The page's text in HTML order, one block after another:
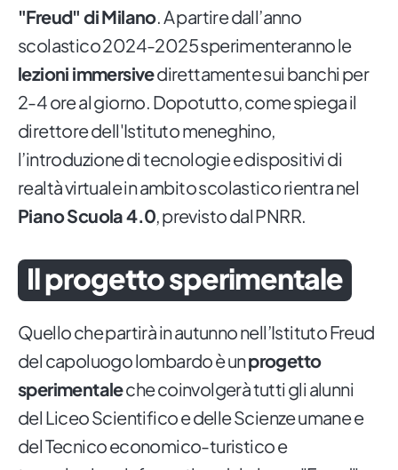
"Freud" di Milano. A partire dall’anno
scolastico 2024-2025 sperimenteranno le
lezioni immersivedirettamente sui banchi per
2-4 ore al giorno. Dopotutto, come spiega il
direttore dell'Istituto meneghino,
l’introduzione di tecnologie e dispositivi di
realtà virtuale in ambito scolastico rientra nel
Piano Scuola 4.0, previsto dal PNRR.
Il progetto sperimentale
Quello che partirà in autunno nell’Istituto Freud
del capoluogo lombardo è unprogetto
sperimentaleche coinvolgerà tutti gli alunni
del Liceo Scientifico e delle Scienze umane e
del Tecnico economico-turistico e